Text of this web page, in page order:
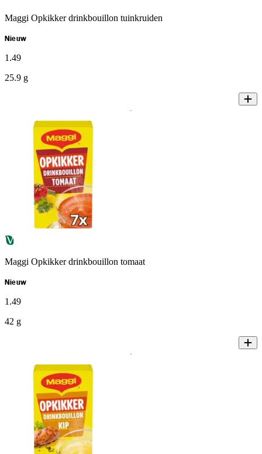
Maggi Opkikker drinkbouillon tuinkruiden
Nieuw
1 .49
25.9 g
Maggi Opkikker drinkbouillon tomaat
Nieuw
1 .49
42 g